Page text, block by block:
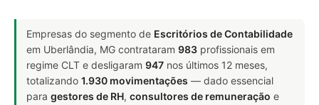
Empresas do segmento de Escritórios de Contabilidade
em Uberlândia, MG contrataram 983 profissionais em
regime CLT e desligaram 947 nos últimos 12 meses,
totalizando 1.930 movimentações — dado essencial
para gestores de RH, consultores de remuneração e